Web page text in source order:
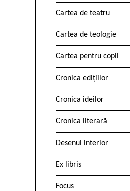
Cartea de teatru
Cartea de teologie
Cartea pentru copii
Cronica edițiilor
Cronica ideilor
Cronica literară
Desenul interior
Ex libris
Focus